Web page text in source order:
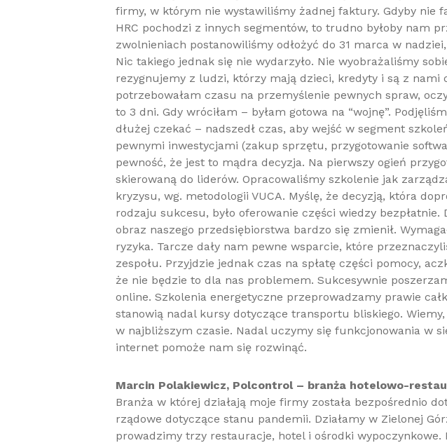
firmy, w którym nie wystawiliśmy żadnej faktury. Gdyby nie
HRC pochodzi z innych segmentów, to trudno byłoby nam
zwolnieniach postanowiliśmy odłożyć do 31 marca w
Nic takiego jednak się nie wydarzyło. Nie wyobrażaliśmy
rezygnujemy z ludzi, którzy mają dzieci, kredyty i są z nami
potrzebowałam czasu na przemyślenie pewnych spraw,
to 3 dni. Gdy wróciłam – byłam gotowa na “wojnę”.
dłużej czekać – nadszedł czas, aby wejść w segment
pewnymi inwestycjami (zakup sprzętu, przygotowanie
pewność, że jest to mądra decyzja. Na pierwszy ogień
skierowaną do liderów. Opracowaliśmy szkolenie jak
kryzysu, wg. metodologii VUCA. Myślę, że decyzją, która
rodzaju sukcesu, było oferowanie części wiedzy bezpłatnie.
obraz naszego przedsiębiorstwa bardzo się zmienił.
ryzyka. Tarcze dały nam pewne wsparcie, które
zespołu. Przyjdzie jednak czas na spłatę części pomocy,
że nie będzie to dla nas problemem. Sukcesywnie
online. Szkolenia energetyczne przeprowadzamy prawie
stanowią nadal kursy dotyczące transportu bliskiego.
w najbliższym czasie. Nadal uczymy się funkcjonowania w
internet pomoże nam się rozwinąć.
Marcin Polakiewicz, Polcontrol – branża hotelowo-
Branża w której działają moje firmy została bezpośrednio
rządowe dotyczące stanu pandemii. Działamy w Zielonej
prowadzimy trzy restauracje, hotel i ośrodki wypoczynkowe.